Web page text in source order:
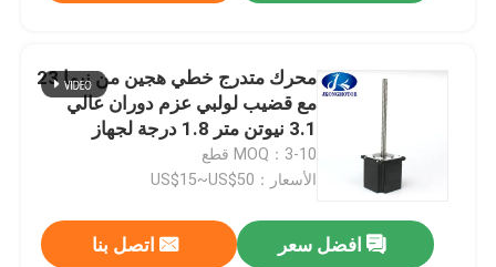
اطلب اقتباس
محرك سيرفو متكامل
محرك متدرج خطي هجين من نيما 23
مع قضيب لولبي عزم دوران عالي
3.1 نيوتن متر 1.8 درجة لجهاز
التوجيه باستخدام الحاسب الآلي
MOQ：3-10 قطع
الأسعار：US$15~US$50
افضل سعر اتصل بنا